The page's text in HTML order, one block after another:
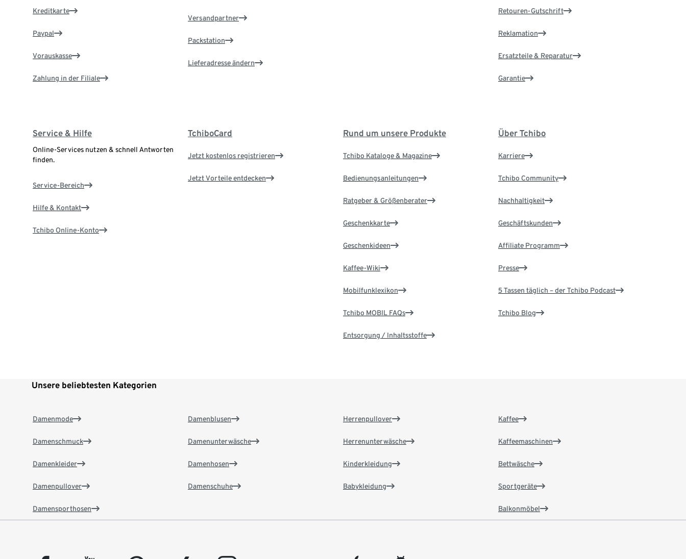
Kreditkarte
Paypal
Vorauskasse
Zahlung in der Filiale
Versandpartner
Packstation
Lieferadresse ändern
Retouren-Gutschrift
Reklamation
Ersatzteile & Reparatur
Garantie
Service & Hilfe
Online-Services nutzen & schnell Antworten
finden.
Service-Bereich
Hilfe & Kontakt
Tchibo Online-Konto
TchiboCard
Jetzt kostenlos registrieren
Jetzt Vorteile entdecken
Rund um unsere Produkte
Tchibo Kataloge & Magazine
Bedienungsanleitungen
Ratgeber & Größenberater
Geschenkkarte
Geschenkideen
Kaffee-Wiki
Mobilfunklexikon
Tchibo MOBIL FAQs
Entsorgung / Inhaltsstoffe
Über Tchibo
Karriere
Tchibo Community
Nachhaltigkeit
Geschäftskunden
Affiliate Programm
Presse
5 Tassen täglich – der Tchibo Podcast
Tchibo Blog
Unsere beliebtesten Kategorien
Damenmode
Damenschmuck
Damenkleider
Damenpullover
Damensporthosen
Damenblusen
Damenunterwäsche
Damenhosen
Damenschuhe
Herrenpullover
Herrenunterwäsche
Kinderkleidung
Babykleidung
Kaffee
Kaffeemaschinen
Bettwäsche
Sportgeräte
Balkonmöbel